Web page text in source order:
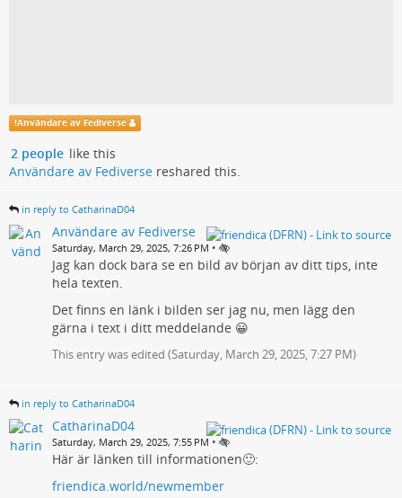
!Användare av Fediverse
2 people like this
Användare av Fediverse reshared this.
in reply to CatharinaD04
Användare av Fediverse
Saturday, March 29, 2025, 7:26 PM •
Jag kan dock bara se en bild av början av ditt tips, inte
hela texten.
Det finns en länk i bilden ser jag nu, men lägg den
gärna i text i ditt meddelande 😀
This entry was edited (Saturday, March 29, 2025, 7:27 PM)
in reply to CatharinaD04
CatharinaD04
Saturday, March 29, 2025, 7:55 PM •
Här är länken till informationen🙂:
friendica.world/newmember